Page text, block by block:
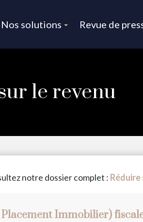
Nos solutions Revue de
le revenu
notre dossier complet : Réduire
Placement Immobilier)